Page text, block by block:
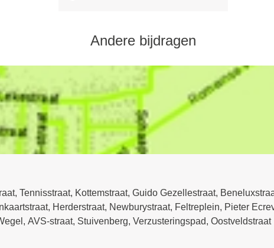
Andere bijdragen
Tennisstraat, Kottemstraat, Guido Gezellestraat,
Herderstraat, Newburystraat, Feltreplein, Pieter
AVS-straat, Stuivenberg, Verzusteringspad, Oostveldstraat